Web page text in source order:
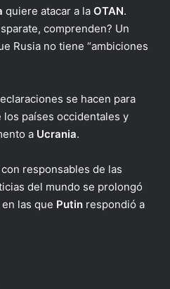
quiere atacar a la OTAN.
comprenden? Un
Rusia no tiene “ambiciones
se hacen para
los países occidentales y
a Ucrania.
con responsables de las
del mundo se prolongó
las que Putin respondió a